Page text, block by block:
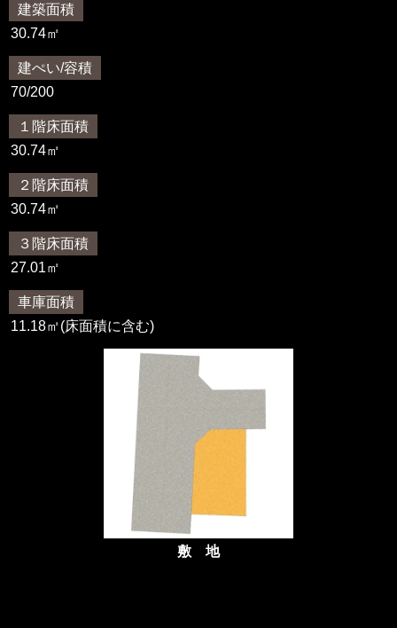
建築面積
30.74㎡
建ぺい/容積
70/200
１階床面積
30.74㎡
２階床面積
30.74㎡
３階床面積
27.01㎡
車庫面積
11.18㎡(床面積に含む)
敷 地